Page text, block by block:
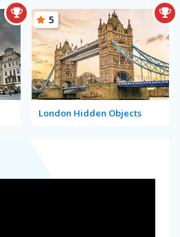
London Hidden Objects
5